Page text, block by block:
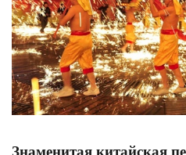
Знаменитая китайская